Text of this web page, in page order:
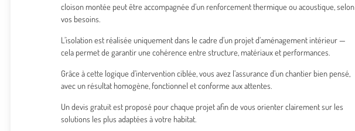
cloison montée peut être accompagnée d’un renforcement thermique ou acoustique, selon
vos besoins.
L’isolation est réalisée uniquement dans le cadre d’un projet d’aménagement intérieur —
cela permet de garantir une cohérence entre structure, matériaux et performances.
Grâce à cette logique d’intervention ciblée, vous avez l’assurance d’un chantier bien pensé,
avec un résultat homogène, fonctionnel et conforme aux attentes.
Un devis gratuit est proposé pour chaque projet afin de vous orienter clairement sur les
solutions les plus adaptées à votre habitat.